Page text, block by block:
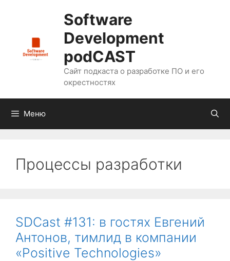
Software
Development
podCAST
Сайт подкаста о разработке ПО и его
окрестностях
Меню
Процессы разработки
SDCast #131: в гостях Евгений
Антонов, тимлид в компании
«Positive Technologies»